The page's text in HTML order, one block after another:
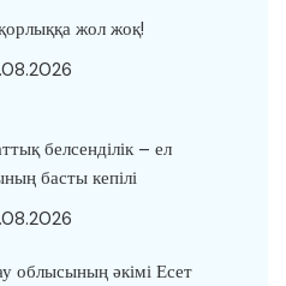
жол жоқ!
белсенділік – ел
басты кепілі
облысының әкімі Есет